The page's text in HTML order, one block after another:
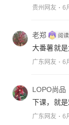
贵州网友 6
老郑
大番薯就是
广东网友 6
LOPO尚品
下课，就是
广东网友 6